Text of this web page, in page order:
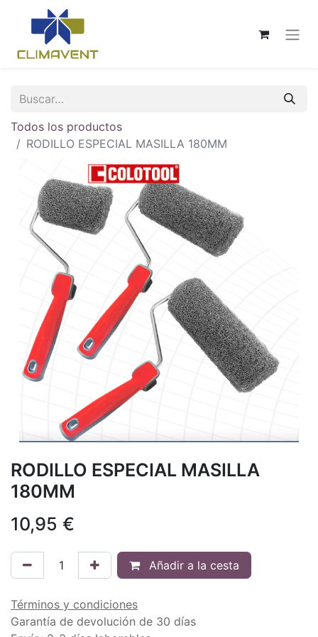
Todos los productos
RODILLO ESPECIAL MASILLA 180MM
RODILLO ESPECIAL MASILLA
180MM
10,95 €
Añadir a la cesta
Términos y condiciones
Garantía de devolución de 30 días